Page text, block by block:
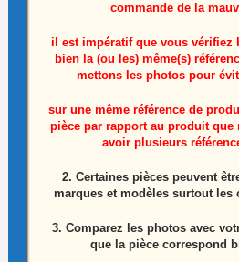
Ajouter au
commande de la
il est impératif que vous vérifiez
bien la (ou les) même(s)
mettons les photos pour
sur une même référence de
pièce par rapport au produit que
avoir plusieurs
2. Certaines pièces peuvent
marques et modèles surtout les
3. Comparez les photos avec
que la pièce correspond